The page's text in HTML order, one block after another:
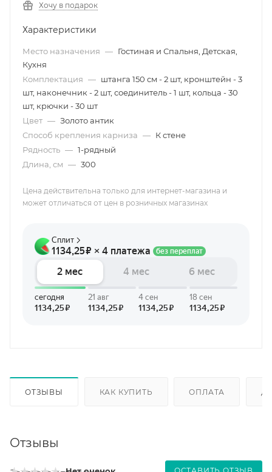
Хочу в подарок
Характеристики
Место назначения — Гостиная и Спальня, Детская,
Кухня
Комплектация — штанга 150 см - 2 шт, кронштейн - 3
шт, наконечник - 2 шт, соединитель - 1 шт, кольца - 30
шт, крючки - 30 шт
Цвет — Золото антик
Способ крепления карниза — К стене
Рядность — 1-рядный
Длина, см — 300
Цена действительна только для интернет-магазина и
может отличаться от цен в розничных магазинах
ОТЗЫВЫ КАК КУПИТЬ ОПЛАТА
Отзывы